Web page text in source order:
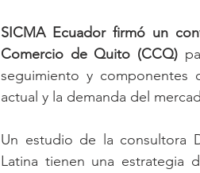
SICMA Ecuador firmó un
Comercio de Quito (CCQ)
seguimiento y componentes
actual y la demanda del
Un estudio de la consultora
Latina tienen una estrategia